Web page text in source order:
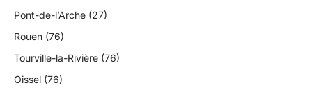
Pont-de-l’Arche (27)
Rouen (76)
Tourville-la-Rivière (76)
Oissel (76)